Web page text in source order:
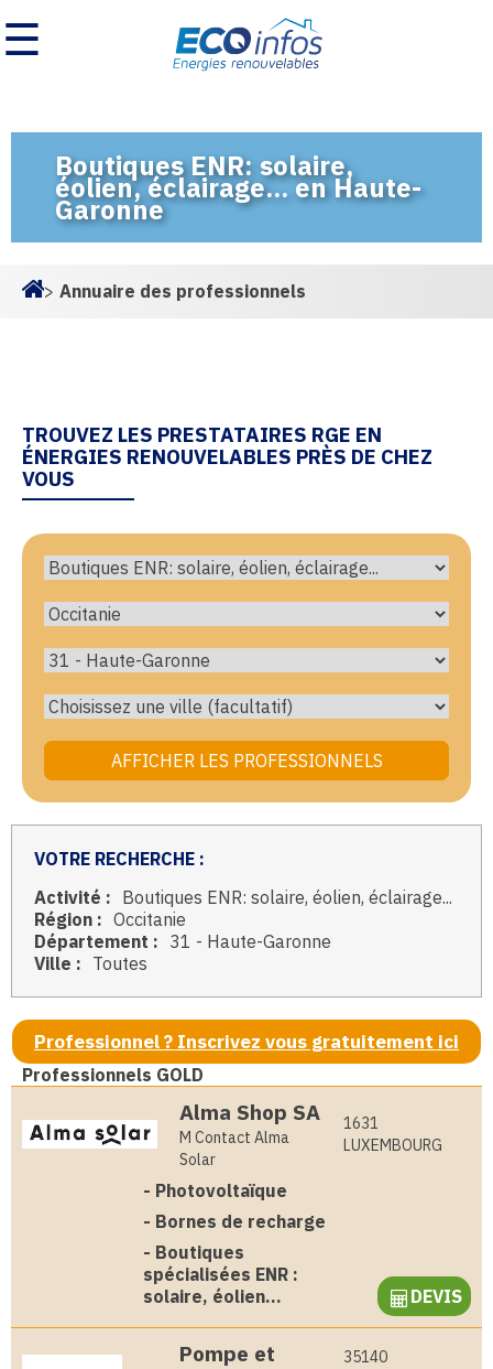
☰
Boutiques ENR: solaire,
éolien, éclairage... en Haute-
Garonne
> Annuaire des professionnels
TROUVEZ LES PRESTATAIRES RGE EN
ÉNERGIES RENOUVELABLES PRÈS DE CHEZ
VOUS
VOTRE RECHERCHE :
Activité : Boutiques ENR: solaire, éolien, éclairage...
Région : Occitanie
Département : 31 - Haute-Garonne
Ville : Toutes
Professionnel ? Inscrivez vous gratuitement ici
Professionnels GOLD
Alma Shop SA
M Contact Alma
Solar
1631
LUXEMBOURG
- Photovoltaïque
- Bornes de recharge
- Boutiques
spécialisées ENR :
solaire, éolien...
DEVIS
Pompe et
35140